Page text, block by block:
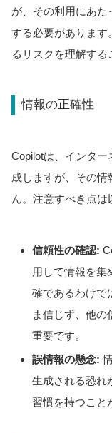
が、その利用にあ
する必要があります
るリスクを理解する
情報の正確性
Copilotは、インタ
成しますが、その
ん。注意すべき点は
信頼性の確認:
用して情報を集
確であるわけで
ま信じず、他
重要です。
誤情報の懸念:
生成される恐れ
習慣を持つこと